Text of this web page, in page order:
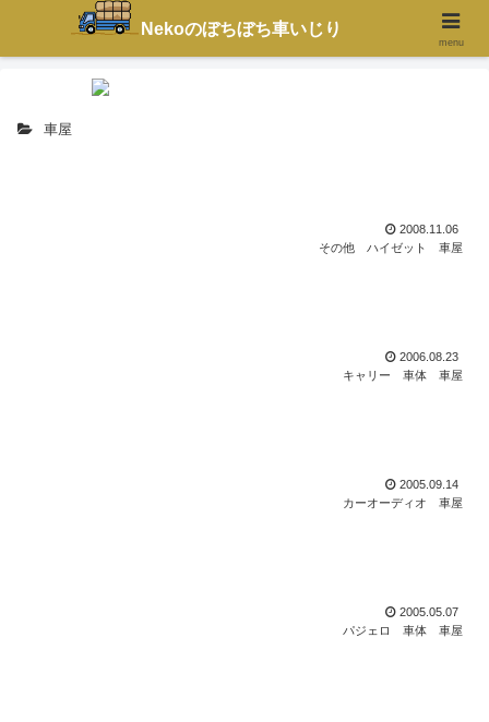
DIY Car CarBlog
車屋
2008.11.06
その他
ハイゼット 車屋
2006.08.23
キャリー
車体 車屋
2005.09.14
カーオーディオ
車屋
2005.05.07
パジェロ
車体 車屋
Nekoのぼちぼち車いじり
menu